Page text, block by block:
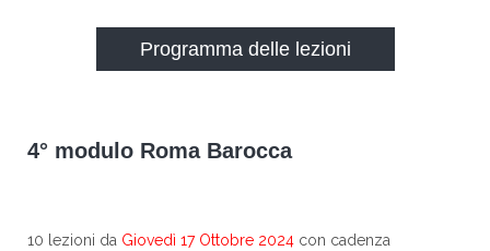
Programma delle lezioni
4° modulo Roma Barocca
10 lezioni da Giovedì 17 Ottobre 2024 con cadenza